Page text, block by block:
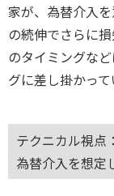
家が、為替介入
の続伸でさらに
のタイミングな
グに差し掛かって
テクニカル視点
為替介入を想定